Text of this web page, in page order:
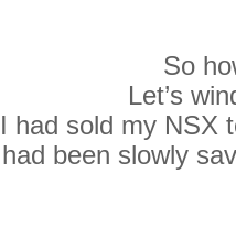
So
Let’s
I had sold my NSX
had been slowly